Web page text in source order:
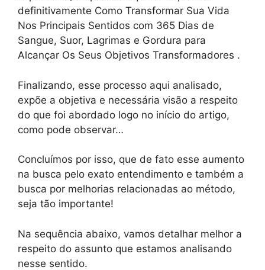
definitivamente Como Transformar Sua Vida
Nos Principais Sentidos com 365 Dias de
Sangue, Suor, Lagrimas e Gordura para
Alcançar Os Seus Objetivos Transformadores .
Finalizando, esse processo aqui analisado,
expõe a objetiva e necessária visão a respeito
do que foi abordado logo no início do artigo,
como pode observar…
Concluímos por isso, que de fato esse aumento
na busca pelo exato entendimento e também a
busca por melhorias relacionadas ao método,
seja tão importante!
Na sequência abaixo, vamos detalhar melhor a
respeito do assunto que estamos analisando
nesse sentido.